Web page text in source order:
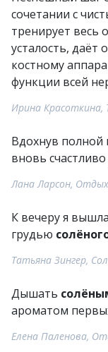
сочетании с
тренирует весь
усталость,
костному
функции всей
Ирина Красоткина,
Вдохнув полной
вновь
Лана Ларсон,
К вечеру я
грудью
Татьяна Зингер,
Дышать
ароматом
Елена Паленова,